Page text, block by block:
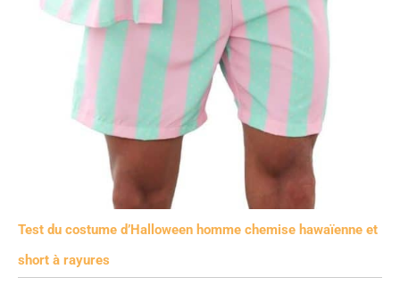
Test du costume d’Halloween homme chemise hawaïenne et
short à rayures